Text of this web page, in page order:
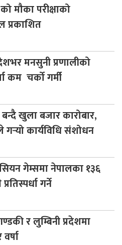
मौका परीक्षाको
प्रकाशित
मनसुनी प्रणालीको
कम चर्को गर्मी
बन्दै खुला बजार कारोबार,
गर्‍यो कार्यविधि संशोधन
गेम्समा नेपालका १३६
गर्ने
र लुम्बिनी प्रदेशमा